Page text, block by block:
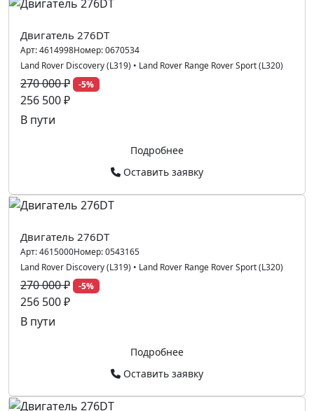
Двигатель 276DT
Арт:4614998Номер:0670534
Land Rover Discovery (L319) • Land Rover Range Rover Sport (L320)
270 000 ₽ -5%
256 500 ₽
В пути
Подробнее
Оставить заявку
Двигатель 276DT
Арт:4615000Номер:0543165
Land Rover Discovery (L319) • Land Rover Range Rover Sport (L320)
270 000 ₽ -5%
256 500 ₽
В пути
Подробнее
Оставить заявку